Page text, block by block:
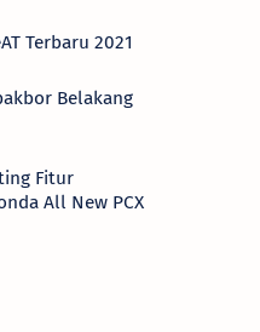
Terbaru 2021
Belakang
Fitur
All New PCX